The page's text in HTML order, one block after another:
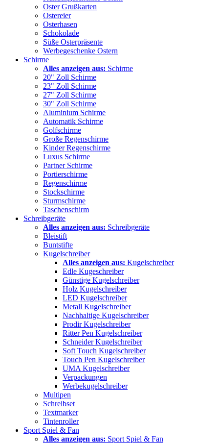
Oster Grußkarten
Ostereier
Osterhasen
Schokolade
Süße Osterpräsente
Werbegeschenke Ostern
Schirme
Alles anzeigen aus: Schirme
20" Zoll Schirme
23" Zoll Schirme
27" Zoll Schirme
30" Zoll Schirme
Aluminium Schirme
Automatik Schirme
Golfschirme
Große Regenschirme
Kinder Regenschirme
Luxus Schirme
Partner Schirme
Portierschirme
Regenschirme
Stockschirme
Sturmschirme
Taschenschirm
Schreibgeräte
Alles anzeigen aus: Schreibgeräte
Bleistift
Buntstifte
Kugelschreiber
Alles anzeigen aus: Kugelschreiber
Edle Kugeschreiber
Günstige Kugelschreiber
Holz Kugelschreiber
LED Kugelschreiber
Metall Kugelschreiber
Nachhaltige Kugelschreiber
Prodir Kugelschreiber
Ritter Pen Kugelschreiber
Schneider Kugelschreiber
Soft Touch Kugelschreiber
Touch Pen Kugelschreiber
UMA Kugelschreiber
Verpackungen
Werbekugelschreiber
Multipen
Schreibset
Textmarker
Tintenroller
Sport Spiel & Fan
Alles anzeigen aus: Sport Spiel & Fan